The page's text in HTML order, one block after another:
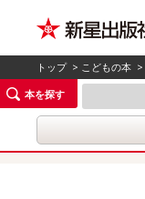
トップ > こどもの本 >
本を探す